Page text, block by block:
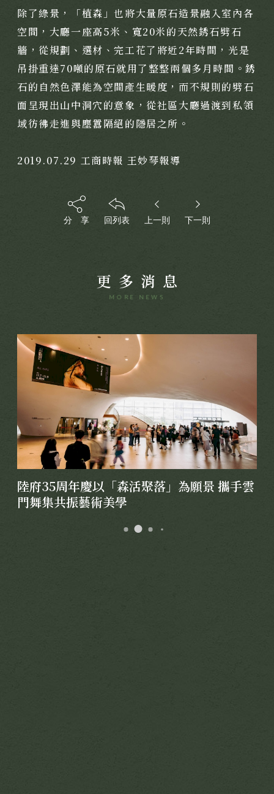
除了綠景，「植森」也將大量原石造景融入室內各
空間，大廳一座高5米、寬20米的天然銹石劈石
牆，從規劃、選材、完工花了將近2年時間，光是
吊掛重達70噸的原石就用了整整兩個多月時間。銹
石的自然色澤能為空間產生暖度，而不規則的劈石
面呈現出山中洞穴的意象，從社區大廳過渡到私領
域彷彿走進與塵囂隔絕的隱居之所。
2019.07.29 工商時報 王妙琴報導
分 享 回列表 上一則 下一則
更多消息
MORE NEWS
陸府35周年慶以「森活聚落」為願景 攜手雲
門舞集共振藝術美學